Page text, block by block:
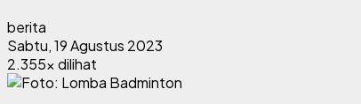
berita
Sabtu, 19 Agustus 2023
2.355x dilihat